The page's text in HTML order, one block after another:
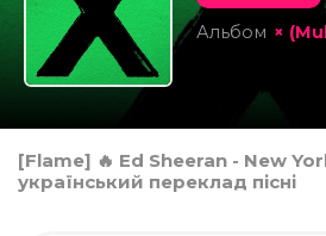
Альбом ×
[Flame] 🔥 Ed Sheeran - New
український переклад пісні